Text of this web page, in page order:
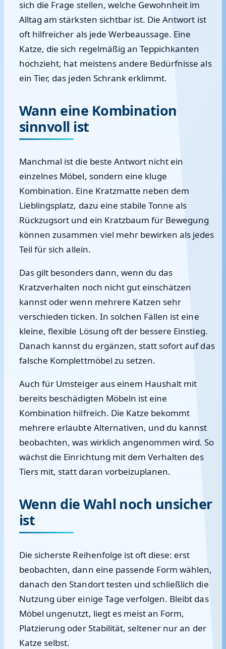
sich die Frage stellen, welche Gewohnheit im
Alltag am stärksten sichtbar ist. Die Antwort ist
oft hilfreicher als jede Werbeaussage. Eine
Katze, die sich regelmäßig an Teppichkanten
hochzieht, hat meistens andere Bedürfnisse als
ein Tier, das jeden Schrank erklimmt.
Wann eine Kombination
sinnvoll ist
Manchmal ist die beste Antwort nicht ein
einzelnes Möbel, sondern eine kluge
Kombination. Eine Kratzmatte neben dem
Lieblingsplatz, dazu eine stabile Tonne als
Rückzugsort und ein Kratzbaum für Bewegung
können zusammen viel mehr bewirken als jedes
Teil für sich allein.
Das gilt besonders dann, wenn du das
Kratzverhalten noch nicht gut einschätzen
kannst oder wenn mehrere Katzen sehr
verschieden ticken. In solchen Fällen ist eine
kleine, flexible Lösung oft der bessere Einstieg.
Danach kannst du ergänzen, statt sofort auf das
falsche Komplettmöbel zu setzen.
Auch für Umsteiger aus einem Haushalt mit
bereits beschädigten Möbeln ist eine
Kombination hilfreich. Die Katze bekommt
mehrere erlaubte Alternativen, und du kannst
beobachten, was wirklich angenommen wird. So
wächst die Einrichtung mit dem Verhalten des
Tiers mit, statt daran vorbeizuplanen.
Wenn die Wahl noch unsicher
ist
Die sicherste Reihenfolge ist oft diese: erst
beobachten, dann eine passende Form wählen,
danach den Standort testen und schließlich die
Nutzung über einige Tage verfolgen. Bleibt das
Möbel ungenutzt, liegt es meist an Form,
Platzierung oder Stabilität, seltener nur an der
Katze selbst.